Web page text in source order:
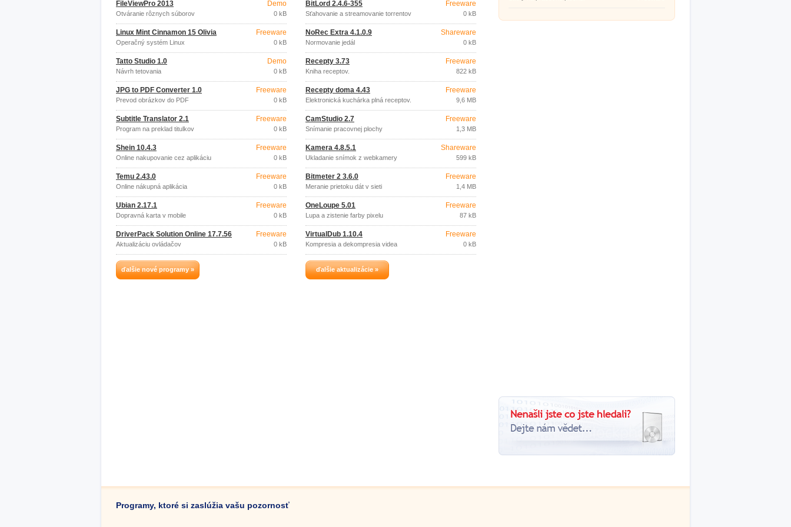
FileViewPro 2013
Otváranie rôznych súborov
Demo
0 kB
Linux Mint Cinnamon 15 Olivia
Operačný systém Linux
Freeware
0 kB
Tatto Studio 1.0
Návrh tetovania
Demo
0 kB
JPG to PDF Converter 1.0
Prevod obrázkov do PDF
Freeware
0 kB
Subtitle Translator 2.1
Program na preklad titulkov
Freeware
0 kB
Shein 10.4.3
Online nakupovanie cez aplikáciu
Freeware
0 kB
Temu 2.43.0
Online nákupná aplikácia
Freeware
0 kB
Ubian 2.17.1
Dopravná karta v mobile
Freeware
0 kB
DriverPack Solution Online 17.7.56
Aktualizáciu ovládačov
Freeware
0 kB
ďalšie nové programy »
BitLord 2.4.6-355
Sťahovanie a streamovanie torrentov
Freeware
0 kB
NoRec Extra 4.1.0.9
Normovanie jedál
Shareware
0 kB
Recepty 3.73
Kniha receptov.
Freeware
822 kB
Recepty doma 4.43
Elektronická kuchárka plná receptov.
Freeware
9,6 MB
CamStudio 2.7
Snímanie pracovnej plochy
Freeware
1,3 MB
Kamera 4.8.5.1
Ukladanie snímok z webkamery
Shareware
599 kB
Bitmeter 2 3.6.0
Meranie prietoku dát v sieti
Freeware
1,4 MB
OneLoupe 5.01
Lupa a zistenie farby pixelu
Freeware
87 kB
VirtualDub 1.10.4
Kompresia a dekompresia videa
Freeware
0 kB
ďalšie aktualizácie »
Programy, ktoré si zaslúžia vašu pozornosť